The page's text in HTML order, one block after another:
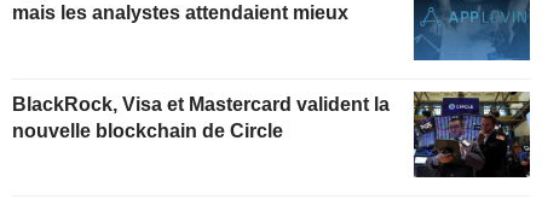
mais les analystes attendaient mieux
BlackRock, Visa et Mastercard valident la
nouvelle blockchain de Circle